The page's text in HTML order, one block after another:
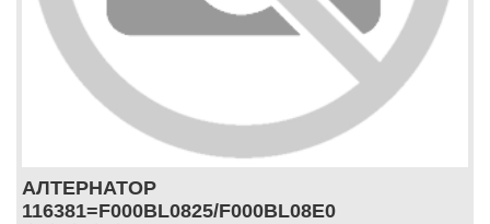
АЛТЕРНАТОР
116381=F000BL0825/F000BL08E0